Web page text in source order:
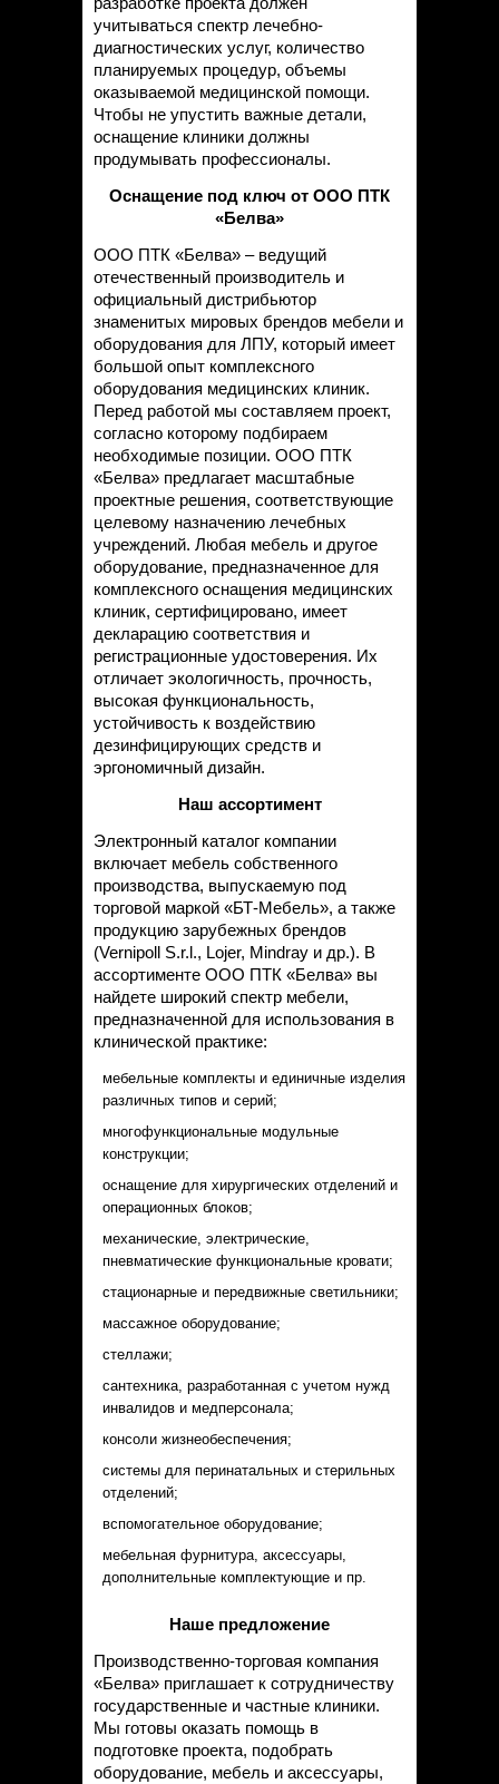
учитываться спектр лечебно-
диагностических услуг, количество
планируемых процедур, объемы
оказываемой медицинской помощи.
Чтобы не упустить важные детали,
оснащение клиники должны
продумывать профессионалы.
Оснащение под ключ от ООО ПТК
«Белва»
ООО ПТК «Белва» – ведущий
отечественный производитель и
официальный дистрибьютор
знаменитых мировых брендов мебели и
оборудования для ЛПУ, который имеет
большой опыт комплексного
оборудования медицинских клиник.
Перед работой мы составляем проект,
согласно которому подбираем
необходимые позиции. ООО ПТК
«Белва» предлагает масштабные
проектные решения, соответствующие
целевому назначению лечебных
учреждений. Любая мебель и другое
оборудование, предназначенное для
комплексного оснащения медицинских
клиник, сертифицировано, имеет
декларацию соответствия и
регистрационные удостоверения. Их
отличает экологичность, прочность,
высокая функциональность,
устойчивость к воздействию
дезинфицирующих средств и
эргономичный дизайн.
Наш ассортимент
Электронный каталог компании
включает мебель собственного
производства, выпускаемую под
торговой маркой «БТ-Мебель», а также
продукцию зарубежных брендов
(Vernipoll S.r.l., Lojer, Mindray и др.). В
ассортименте ООО ПТК «Белва» вы
найдете широкий спектр мебели,
предназначенной для использования в
клинической практике:
мебельные комплекты и единичные изделия
различных типов и серий;
многофункциональные модульные
конструкции;
оснащение для хирургических отделений и
операционных блоков;
механические, электрические,
пневматические функциональные кровати;
стационарные и передвижные светильники;
массажное оборудование;
стеллажи;
сантехника, разработанная с учетом нужд
инвалидов и медперсонала;
консоли жизнеобеспечения;
системы для перинатальных и стерильных
отделений;
вспомогательное оборудование;
мебельная фурнитура, аксессуары,
дополнительные комплектующие и пр.
Наше предложение
Производственно-торговая компания
«Белва» приглашает к сотрудничеству
государственные и частные клиники.
Мы готовы оказать помощь в
подготовке проекта, подобрать
оборудование, мебель и аксессуары,